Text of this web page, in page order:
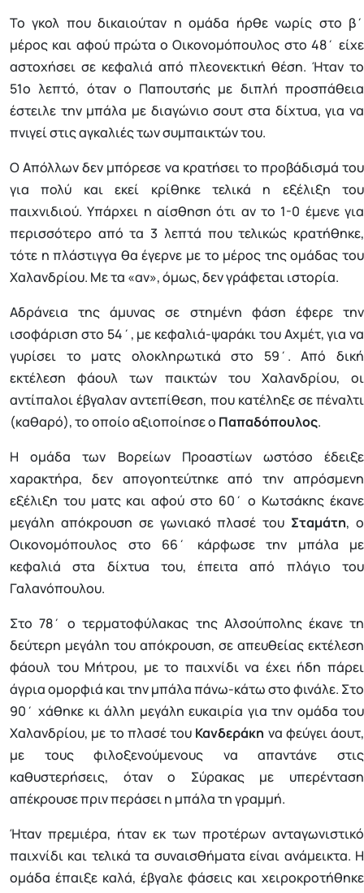
Το γκολ που δικαιούταν η ομάδα ήρθε νωρίς στο β΄
μέρος και αφού πρώτα ο Οικονομόπουλος στο 48΄ είχε
αστοχήσει σε κεφαλιά από πλεονεκτική θέση. Ήταν το
51ο λεπτό, όταν ο Παπουτσής με διπλή προσπάθεια
έστειλε την μπάλα με διαγώνιο σουτ στα δίχτυα, για να
πνιγεί στις αγκαλιές των συμπαικτών του.
Ο Απόλλων δεν μπόρεσε να κρατήσει το προβάδισμά του
για πολύ και εκεί κρίθηκε τελικά η εξέλιξη του
παιχνιδιού. Υπάρχει η αίσθηση ότι αν το 1-0 έμενε για
περισσότερο από τα 3 λεπτά που τελικώς κρατήθηκε,
τότε η πλάστιγγα θα έγερνε με το μέρος της ομάδας του
Χαλανδρίου. Με τα «αν», όμως, δεν γράφεται ιστορία.
Αδράνεια της άμυνας σε στημένη φάση έφερε την
ισοφάριση στο 54΄, με κεφαλιά-ψαράκι του Αχμέτ, για να
γυρίσει το ματς ολοκληρωτικά στο 59΄. Από δική
εκτέλεση φάουλ των παικτών του Χαλανδρίου, οι
αντίπαλοι έβγαλαν αντεπίθεση, που κατέληξε σε πέναλτι
(καθαρό), το οποίο αξιοποίησε ο Παπαδόπουλος.
Η ομάδα των Βορείων Προαστίων ωστόσο έδειξε
χαρακτήρα, δεν απογοητεύτηκε από την απρόσμενη
εξέλιξη του ματς και αφού στο 60΄ ο Κωτσάκης έκανε
μεγάλη απόκρουση σε γωνιακό πλασέ του Σταμάτη, ο
Οικονομόπουλος στο 66΄ κάρφωσε την μπάλα με
κεφαλιά στα δίχτυα του, έπειτα από πλάγιο του
Γαλανόπουλου.
Στο 78΄ ο τερματοφύλακας της Αλσούπολης έκανε τη
δεύτερη μεγάλη του απόκρουση, σε απευθείας εκτέλεση
φάουλ του Μήτρου, με το παιχνίδι να έχει ήδη πάρει
άγρια ομορφιά και την μπάλα πάνω-κάτω στο φινάλε. Στο
90΄ χάθηκε κι άλλη μεγάλη ευκαιρία για την ομάδα του
Χαλανδρίου, με το πλασέ του Κανδεράκη να φεύγει άουτ,
με τους φιλοξενούμενους να απαντάνε στις
καθυστερήσεις, όταν ο Σύρακας με υπερένταση
απέκρουσε πριν περάσει η μπάλα τη γραμμή.
Ήταν πρεμιέρα, ήταν εκ των προτέρων ανταγωνιστικό
παιχνίδι και τελικά τα συναισθήματα είναι ανάμεικτα. Η
ομάδα έπαιξε καλά, έβγαλε φάσεις και χειροκροτήθηκε